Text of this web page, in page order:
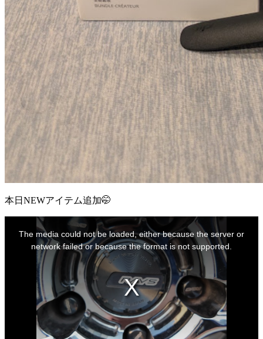
本日NEWアイテム追加🤭
The media could not be loaded, either because the server or
network failed or because the format is not supported.